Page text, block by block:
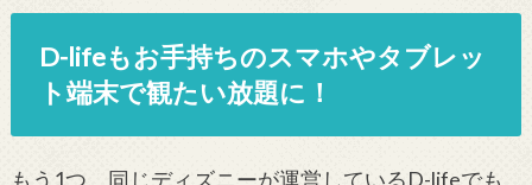
D-lifeもお手持ちのスマホやタブレッ
ト端末で観たい放題に！
もう1つ、同じディズニーが運営しているD-lifeでも